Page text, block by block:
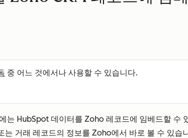
중 어느 것에서나 사용할 수 있습니다.
는 HubSpot 데이터를 Zoho 레코드에 임베드할 수
는 거래 레코드의 정보를 Zoho에서 바로 볼 수 있습